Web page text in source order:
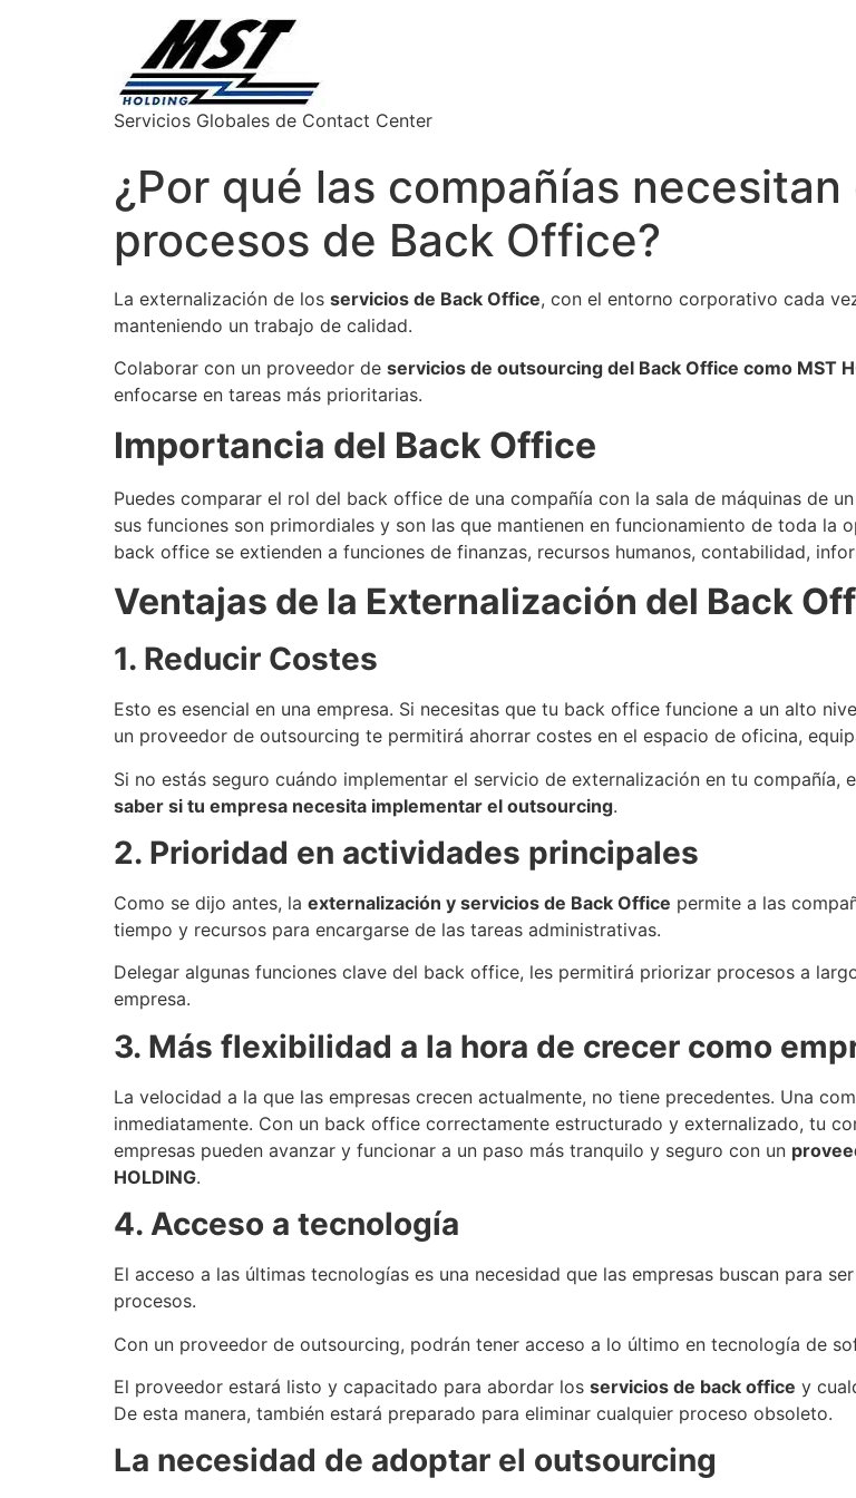
Servicios Globales de Contact Center
¿Por qué las compañías
procesos de Back Office?
La externalización de los servicios de Back Office, con el entorno corporativo cada
manteniendo un trabajo de calidad.
Colaborar con un proveedor de servicios de outsourcing del Back Office como MST
enfocarse en tareas más prioritarias.
Importancia del Back Office
Puedes comparar el rol del back office de una compañía con la sala de máquinas de
sus funciones son primordiales y son las que mantienen en funcionamiento de toda
back office se extienden a funciones de finanzas, recursos humanos, contabilidad,
Ventajas de la Externalización del Back
1. Reducir Costes
Esto es esencial en una empresa. Si necesitas que tu back office funcione a un alto
un proveedor de outsourcing te permitirá ahorrar costes en el espacio de oficina,
Si no estás seguro cuándo implementar el servicio de externalización en tu compañía,
saber si tu empresa necesita implementar el outsourcing.
2. Prioridad en actividades principales
Como se dijo antes, la externalización y servicios de Back Office permite a las
tiempo y recursos para encargarse de las tareas administrativas.
Delegar algunas funciones clave del back office, les permitirá priorizar procesos a
empresa.
3. Más flexibilidad a la hora de crecer como
La velocidad a la que las empresas crecen actualmente, no tiene precedentes. Una
inmediatamente. Con un back office correctamente estructurado y externalizado, tu
empresas pueden avanzar y funcionar a un paso más tranquilo y seguro con un
HOLDING.
4. Acceso a tecnología
El acceso a las últimas tecnologías es una necesidad que las empresas buscan para
procesos.
Con un proveedor de outsourcing, podrán tener acceso a lo último en tecnología de
El proveedor estará listo y capacitado para abordar los servicios de back office y
De esta manera, también estará preparado para eliminar cualquier proceso obsoleto.
La necesidad de adoptar el outsourcing